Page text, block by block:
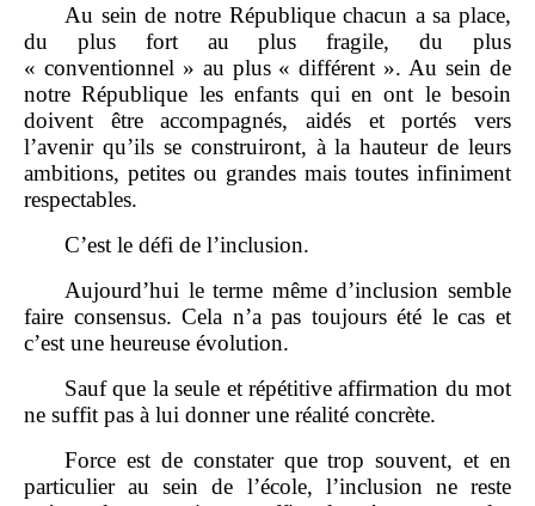
Au sein de notre République chacun a sa place,
du plus fort au plus fragile, du plus
« conventionnel » au plus « différent ». Au sein de
notre République les enfants qui en ont le besoin
doivent être accompagnés, aidés et portés vers
l’avenir qu’ils se construiront, à la hauteur de leurs
ambitions, petites ou grandes mais toutes infiniment
respectables.
C’est le défi de l’inclusion.
Aujourd’hui le terme même d’inclusion semble
faire consensus. Cela n’a pas toujours été le cas et
c’est une heureuse évolution.
Sauf que la seule et répétitive affirmation du mot
ne suffit pas à lui donner une réalité concrète.
Force est de constater que trop souvent, et en
particulier au sein de l’école, l’inclusion ne reste